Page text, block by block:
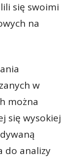
się swoimi
na
w
można
się wysokiej
do analizy